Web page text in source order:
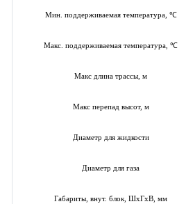
Мин. поддерживаемая температура, ℃
Макс. поддерживаемая температура, ℃
Макс длина трассы, м
Макс перепад высот, м
Диаметр для жидкости
Диаметр для газа
Габариты, внут. блок, ШхГхВ, мм